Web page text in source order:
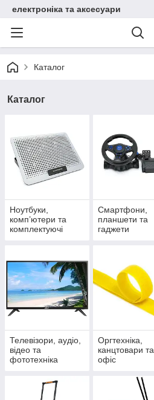
електроніка та аксесуари
Каталог
Каталог
Ноутбуки,
комп’ютери та
комплектуючі
Смартфони,
планшети та
гаджети
Телевізори, аудіо,
відео та
фототехніка
Оргтехніка,
канцтовари та
офіс